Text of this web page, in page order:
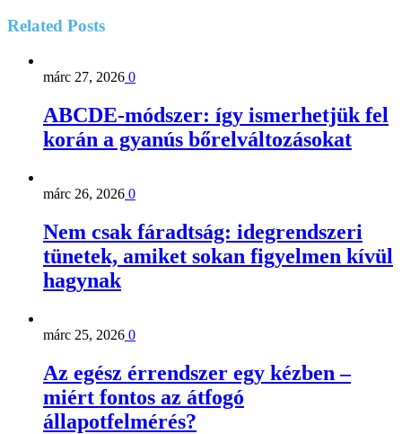
Related Posts
márc 27, 2026 0
ABCDE‑módszer: így ismerhetjük fel
korán a gyanús bőrelváltozásokat
márc 26, 2026 0
Nem csak fáradtság: idegrendszeri
tünetek, amiket sokan figyelmen kívül
hagynak
márc 25, 2026 0
Az egész érrendszer egy kézben –
miért fontos az átfogó
állapotfelmérés?